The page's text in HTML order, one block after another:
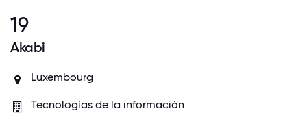
19
Akabi
Luxembourg
Tecnologías de la información